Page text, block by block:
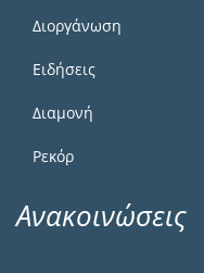
Διοργάνωση
Ειδήσεις
Διαμονή
Ρεκόρ
Ανακοινώσεις